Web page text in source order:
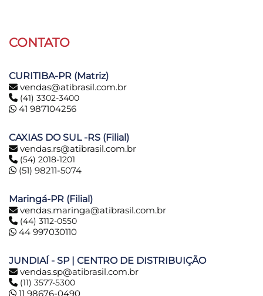
CONTATO
CURITIBA-PR (Matriz)
vendas@atibrasil.com.br
(41) 3302-3400
41 987104256
CAXIAS DO SUL -RS (Filial)
vendas.rs@atibrasil.com.br
(54) 2018-1201
(51) 98211-5074
Maringá-PR (Filial)
vendas.maringa@atibrasil.com.br
(44) 3112-0550
44 997030110
JUNDIAÍ - SP | CENTRO DE DISTRIBUIÇÃO
vendas.sp@atibrasil.com.br
(11) 3577-5300
11 98676-0490